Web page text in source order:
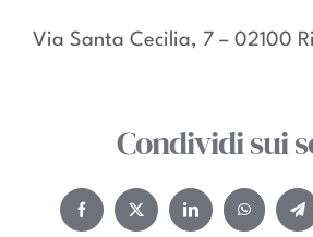
Via Santa Cecilia, 7 – 02100
Condividi sui
FacebookTwitter LinkedInWhatsApp